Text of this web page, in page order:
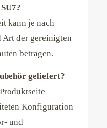
kann je nach
Art der gereinigten
betragen.
geliefert?
Konfiguration
und